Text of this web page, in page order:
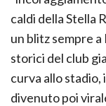
caldi della Stella
un blitz sempre
storici del club
curva allo
divenuto poi